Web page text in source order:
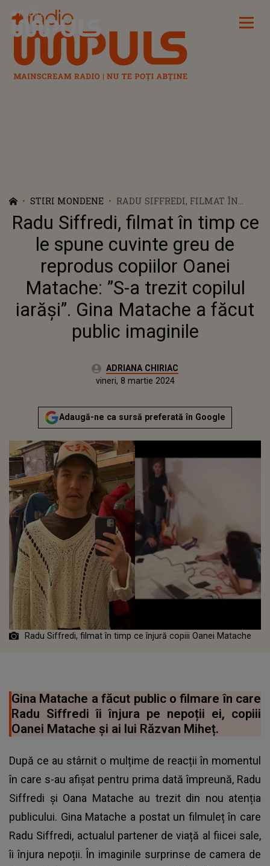
Radio Impuls
STIRI MONDENE
RADU SIFFREDI, FILMAT ÎN
TIMP CE LE SPUNE CUVINTE
GREU DE REPRODUS COPIILOR
OANEI MATACHE: ”S-A TREZIT
COPILUL IARĂȘI”. GINA
MATACHE A FĂCUT PUBLIC
IMAGINILE
Radu Siffredi, filmat în timp ce
le spune cuvinte greu de
reprodus copiilor Oanei
Matache: ”S-a trezit copilul
iarăși”. Gina Matache a făcut
public imaginile
Autor:ADRIANA CHIRIAC
miercuri, 8 martie 2023Actualizat:
vineri, 8 martie 2024
Adaugă-ne ca sursă preferată în Google
Radu Siffredi, filmat în timp ce înjură copiii Oanei Matache
Gina Matache a făcut public o filmare în care
Radu Siffredi îi înjura pe nepoții ei, copiii
Oanei Matache și ai lui Răzvan Miheț.
După ce au stârnit o mulțime de reacții în momentul
în care s-au afișat pentru prima dată împreună, Radu
Siffredi și Oana Matache au trezit din nou atenția
publicului. Gina Matache a postat un filmuleț în care
Radu Siffredi, actualul partener de viață al fiicei sale,
îi înjura nepoții. În imaginile surprinse de camera de